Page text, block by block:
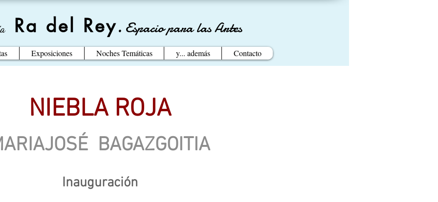
Ra del Rey. Espacio para las Artes
Exposiciones Noches Temáticas y... además Contacto
NIEBLA ROJA
BAGAZGOITIA
Inauguración